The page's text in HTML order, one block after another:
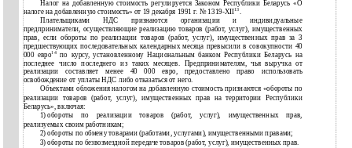
Налог на добавленную стоимость регулируется Законом Республики Беларусь «О
налоге на добавленную стоимость» от 19 декабря 1991 г. № 1319-XII13.
Плательщиками НДС признаются организации и индивидуальные
предприниматели, осуществляющие реализацию товаров (работ, услуг), имущественных
прав, если обороты по реализации товаров (работ, услуг), имущественных прав за 3
предшествующих последовательных календарных месяца превысили в совокупности 40
000 евро14 по курсу, установленному Национальным банком Республики Беларусь на
последнее число последнего из таких месяцев. Предпринимателям, чья выручка от
реализации составляет менее 40 000 евро, предоставлено право использовать
освобождение от уплаты НДС либо отказаться от него.
Объектами обложения налогом на добавленную стоимость признаются «обороты по
реализации товаров (работ, услуг), имущественных прав на территории Республики
Беларусь», включая:
1) обороты по реализации товаров (работ, услуг), имущественных прав,
реализуемых своим работникам;
2) обороты по обмену товарами (работами, услугами), имущественными правами;
3) обороты по безвозмездной передаче товаров (работ, услуг), имущественных прав.